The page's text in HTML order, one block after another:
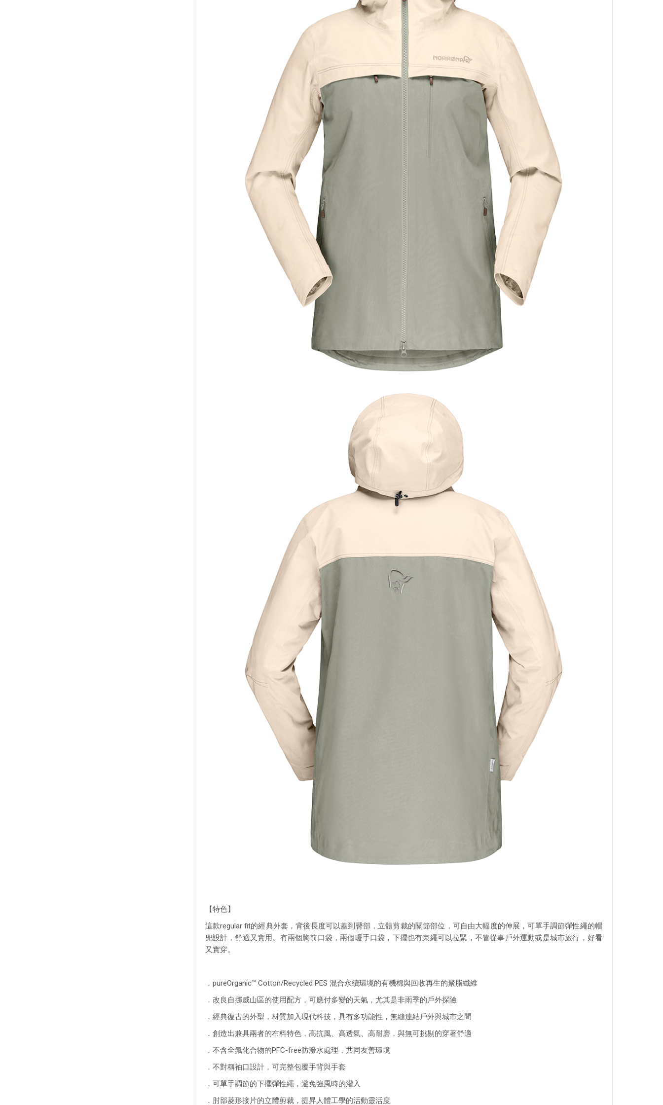
【特色】
這款regular fit的經典外套，背後長度可以蓋到臀部，立體剪裁的關節部位，可自由大幅度的伸展，可單手調節彈性繩的帽
兜設計，舒適又實用。有兩個胸前口袋，兩個暖手口袋，下擺也有束繩可以拉緊，不管從事戶外運動或是城市旅行，好看
又實穿。
．pureOrganic™ Cotton/Recycled PES 混合永續環境的有機棉與回收再生的聚脂纖維
． 改良自挪威山區的使用配方，可應付多變的天氣，尤其是非雨季的戶外探險
． 經典復古的外型，材質加入現代科技，具有多功能性，無縫連結戶外與城市之間
． 創造出兼具兩者的布料特色，高抗風、高透氣、高耐磨，與無可挑剔的穿著舒適
．不含全氟化合物的PFC-free防潑水處理，共同友善環境
．不對稱袖口設計，可完整包覆手背與手套
．可單手調節的下擺彈性繩，避免強風時的灌入
． 肘部菱形接片的立體剪裁，提昇人體工學的活動靈活度